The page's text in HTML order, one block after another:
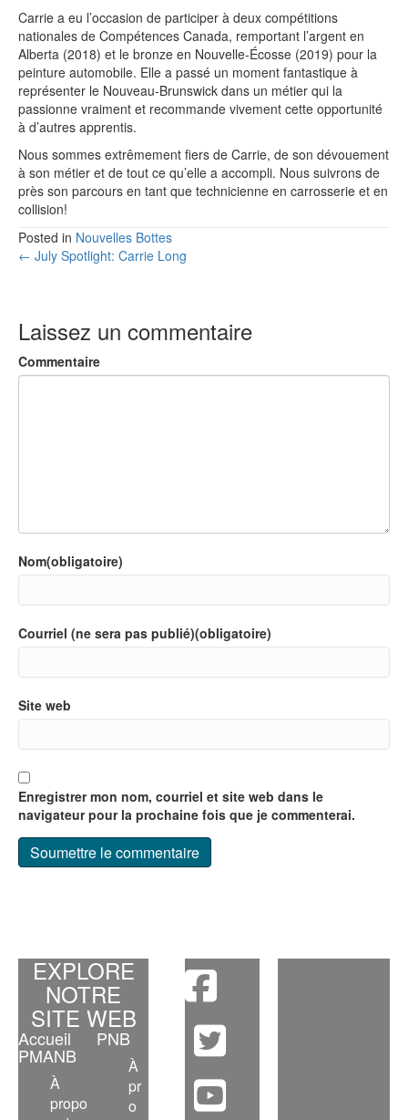
Carrie a eu l’occasion de participer à deux compétitions
nationales de Compétences Canada, remportant l’argent en
Alberta (2018) et le bronze en Nouvelle-Écosse (2019) pour la
peinture automobile. Elle a passé un moment fantastique à
représenter le Nouveau-Brunswick dans un métier qui la
passionne vraiment et recommande vivement cette opportunité
à d’autres apprentis.
Nous sommes extrêmement fiers de Carrie, de son dévouement
à son métier et de tout ce qu’elle a accompli. Nous suivrons de
près son parcours en tant que technicienne en carrosserie et en
collision!
Posted in Nouvelles Bottes
Posts
← July Spotlight: Carrie Long
Laissez un commentaire
Commentaire
Nom(obligatoire)
Courriel (ne sera pas publié)(obligatoire)
Site web
Enregistrer mon nom, courriel et site web dans le
navigateur pour la prochaine fois que je commenterai.
EXPLORE
NOTRE
SITE WEB
Accueil
PMANB
À
propo
PNB
À
pr
o